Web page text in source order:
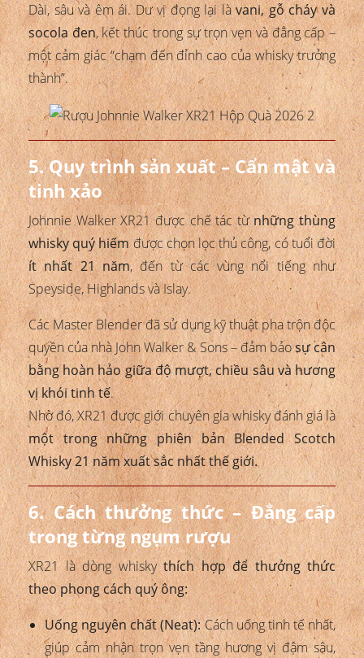
Dài, sâu và êm ái. Dư vị đọng lại làvani, gỗ cháy và
socola đen, kết thúc trong sự trọn vẹn và đẳng cấp –
một cảm giác “chạm đến đỉnh cao của whisky trưởng
thành”.
5. Quy trình sản xuất – Cẩn mật và
tinh xảo
Johnnie Walker XR21 được chế tác từnhững thùng
whisky quý hiếmđược chọn lọc thủ công, có tuổi đời
ít nhất 21 năm, đến từ các vùng nổi tiếng như
Speyside, Highlands và Islay.
Các Master Blender đã sử dụng kỹ thuật pha trộn độc
quyền của nhà John Walker & Sons – đảm bảosự cân
bằng hoàn hảo giữa độ mượt, chiều sâu và hương
vị khói tinh tế.
Nhờ đó, XR21 được giới chuyên gia whisky đánh giá là
một trong những phiên bản Blended Scotch
Whisky 21 năm xuất sắc nhất thế giới.
6. Cách thưởng thức – Đẳng cấp
trong từng ngụm rượu
XR21 là dòng whiskythích hợp để thưởng thức
theo phong cách quý ông:
Uống nguyên chất (Neat):Cách uống tinh tế nhất,
giúp cảm nhận trọn vẹn tầng hương vị đậm sâu,